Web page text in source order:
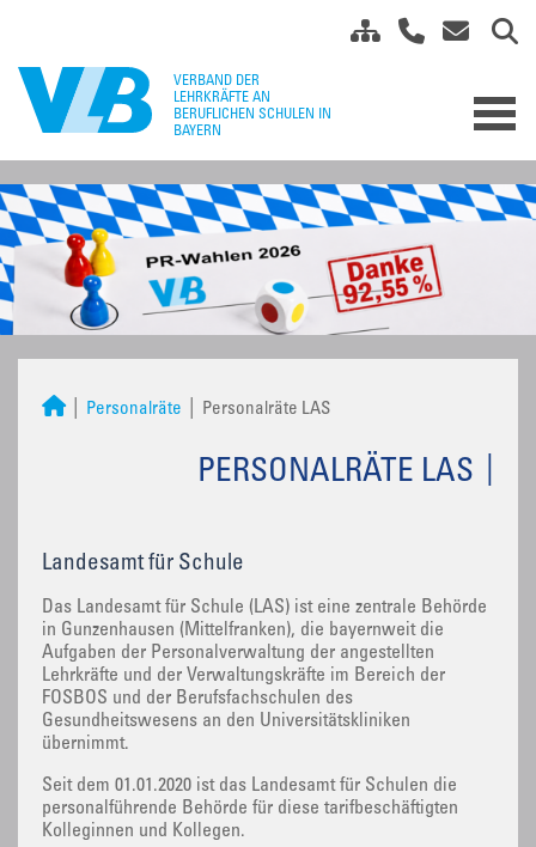
Personalräte Personalräte LAS
PERSONALRÄTE LAS
Landesamt für Schule
Das Landesamt für Schule (LAS) ist eine zentrale Behörde
in Gunzenhausen (Mittelfranken), die bayernweit die
Aufgaben der Personalverwaltung der angestellten
Lehrkräfte und der Verwaltungskräfte im Bereich der
FOSBOS und der Berufsfachschulen des
Gesundheitswesens an den Universitätskliniken
übernimmt.
Seit dem 01.01.2020 ist das Landesamt für Schulen die
personalführende Behörde für diese tarifbeschäftigten
Kolleginnen und Kollegen.